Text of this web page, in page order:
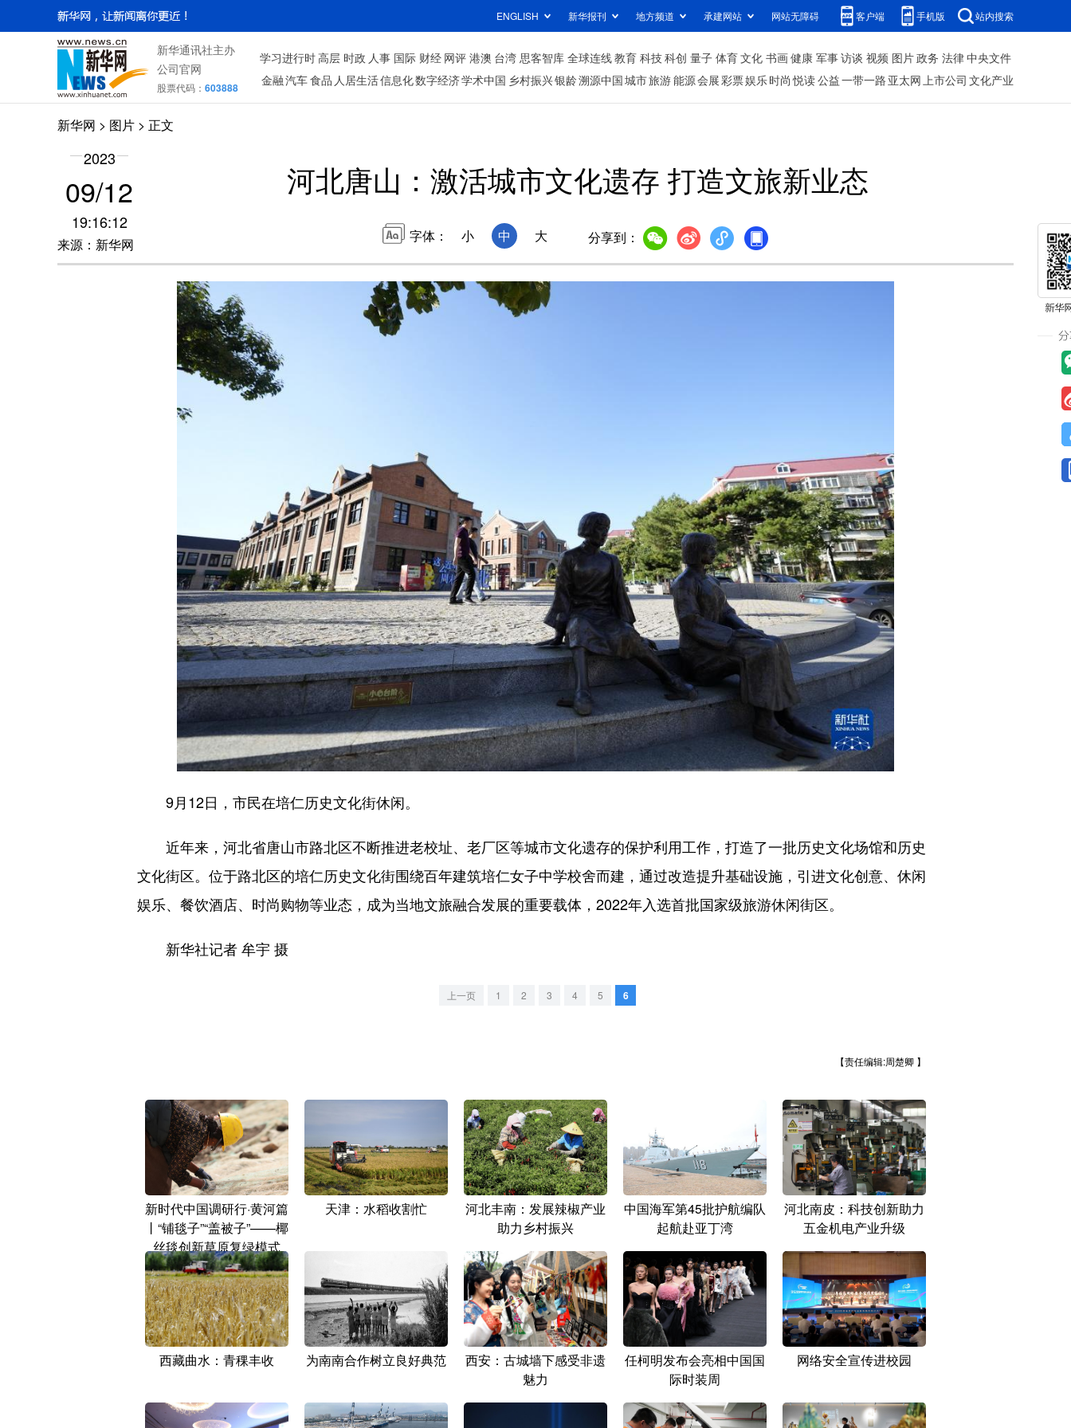
ENGLISH 新华报刊 地方频道 承建网站 网站无障碍 客户端 手机版 站内搜索
新华通讯社主办
公司官网
股票代码： 603888
学习进行时高层 时政 人事 国际 财经 网评 港澳 台湾 思客智库 全球连线教育 科技科创 量子 体育文化 书画健康 军事访谈 视频 图片政务 法律中央文件
金融汽车食品 人居生活信息化数字经济学术中国 乡村振兴银龄溯源中国城市旅游能源会展彩票娱乐时尚 悦读公益一带一路 亚太网上市公司 文化产业
新华网 > 图片 > 正文
2023
09/12
19:16:12
来源：新华网
河北唐山：激活城市文化遗存 打造文旅新业态
字体： 小 中 大 分享到：
9月12日，市民在培仁历史文化街休闲。
近年来，河北省唐山市路北区不断推进老校址、老厂区等城市文化遗存的保护利用工作，打造了一批历史文化场馆和历史
文化街区。位于路北区的培仁历史文化街围绕百年建筑培仁女子中学校舍而建，通过改造提升基础设施，引进文化创意、休闲
娱乐、餐饮酒店、时尚购物等业态，成为当地文旅融合发展的重要载体，2022年入选首批国家级旅游休闲街区。
新华社记者 牟宇 摄
上一页 1 2 3 4 5 6
【责任编辑:周楚卿 】
新时代中国调研行·黄河篇
丨“铺毯子”“盖被子”——椰
丝毯创新草原复绿模式
天津：水稻收割忙
河北丰南：发展辣椒产业
助力乡村振兴
中国海军第45批护航编队
起航赴亚丁湾
河北南皮：科技创新助力
五金机电产业升级
西藏曲水：青稞丰收 为南南合作树立良好典范
西安：古城墙下感受非遗
魅力
任柯明发布会亮相中国国
际时装周
网络安全宣传进校园